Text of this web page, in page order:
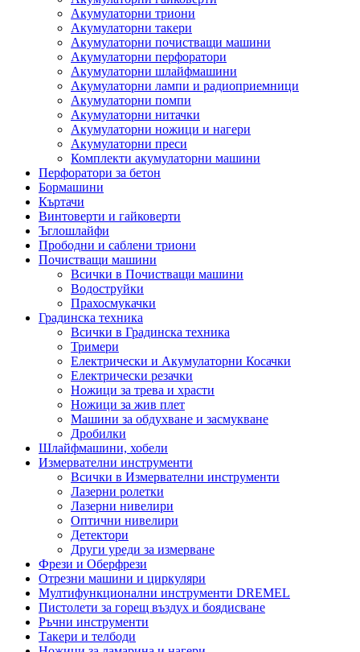
Акумулаторни триони
Акумулаторни такери
Акумулаторни почистващи машини
Акумулаторни перфоратори
Акумулаторни шлайфмашини
Акумулаторни лампи и радиоприемници
Акумулаторни помпи
Акумулаторни нитачки
Акумулаторни ножици и нагери
Акумулаторни преси
Комплекти акумулаторни машини
Перфоратори за бетон
Бормашини
Къртачи
Винтоверти и гайковерти
Ъглошлайфи
Прободни и саблени триони
Почистващи машини
Всички в Почистващи машини
Водоструйки
Прахосмукачки
Градинска техника
Всички в Градинска техника
Тримери
Електрически и Акумулаторни Косачки
Електрически резачки
Ножици за трева и храсти
Ножици за жив плет
Машини за обдухване и засмукване
Дробилки
Шлайфмашини, хобели
Измервателни инструменти
Всички в Измервателни инструменти
Лазерни ролетки
Лазерни нивелири
Оптични нивелири
Детектори
Други уреди за измерване
Фрези и Оберфрези
Отрезни машини и циркуляри
Мултифункционални инструменти DREMEL
Пистолети за горещ въздух и боядисване
Ръчни инструменти
Такери и телбоди